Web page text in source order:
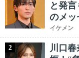
と発
のメッ
イケメン
2
川口